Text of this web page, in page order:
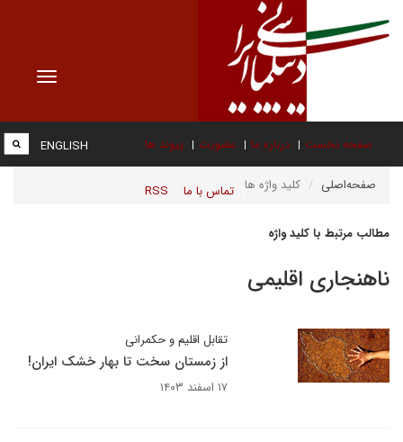
Toggle
صفحه نخست درباره ما عضویت پیوند ها
تماس با ما RSS
ENGLISH
صفحه‌اصلی کلید واژه ها
مطالب مرتبط با کلید واژه
ناهنجاری اقلیمی
تقابل اقلیم و حکمرانی
از زمستان سخت تا بهار خشک ایران!
۱۷ اسفند ۱۴۰۳